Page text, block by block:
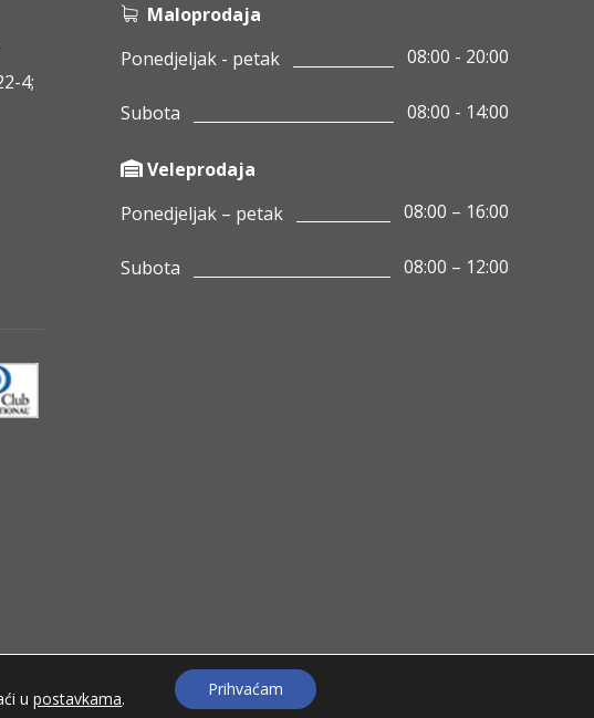
4;
Maloprodaja
Ponedjeljak - petak
08:00 - 20:00
Subota 08:00 - 14:00
Veleprodaja
Ponedjeljak – petak
08:00 – 16:00
Subota 08:00 – 12:00
upostavkama. Prihvaćam